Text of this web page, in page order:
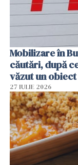
Mobilizare în
căutări, după
văzut un
27 IULIE 2026